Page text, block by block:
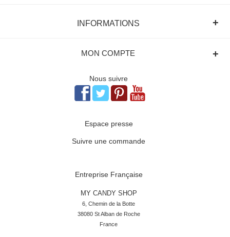
+
INFORMATIONS
+
MON COMPTE
Nous suivre
Espace presse
Suivre une commande
Entreprise Française
MY CANDY SHOP
6, Chemin de la Botte
38080 St Alban de Roche
France